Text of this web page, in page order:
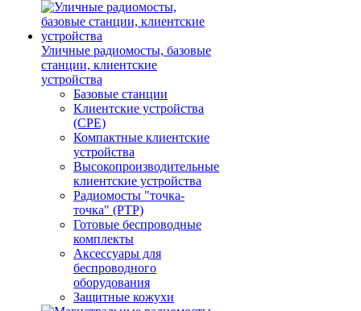
Уличные радиомосты, базовые
станции, клиентские
устройства
Базовые станции
Клиентские устройства
(CPE)
Компактные клиентские
устройства
Высокопроизводительные
клиентские устройства
Радиомосты "точка-
точка" (PTP)
Готовые беспроводные
комплекты
Аксессуары для
беспроводного
оборудования
Защитные кожухи